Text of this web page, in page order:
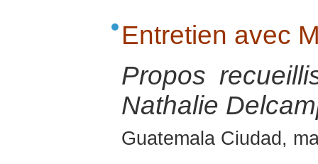
Entretien avec
Propos
Nathalie
Guatemala Ciudad,